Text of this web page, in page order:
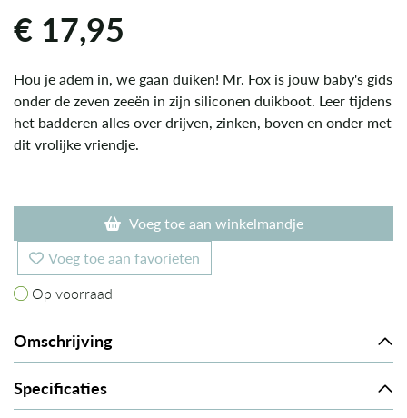
€ 17,95
Hou je adem in, we gaan duiken! Mr. Fox is jouw baby's gids
onder de zeven zeeën in zijn siliconen duikboot. Leer tijdens
het badderen alles over drijven, zinken, boven en onder met
dit vrolijke vriendje.
Voeg toe aan winkelmandje
Voeg toe aan favorieten
Op voorraad
Op voorraad
Omschrijving
Specificaties